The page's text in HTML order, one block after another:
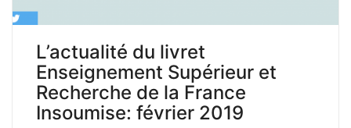
L’actualité du livret
Enseignement Supérieur et
Recherche de la France
Insoumise: février 2019